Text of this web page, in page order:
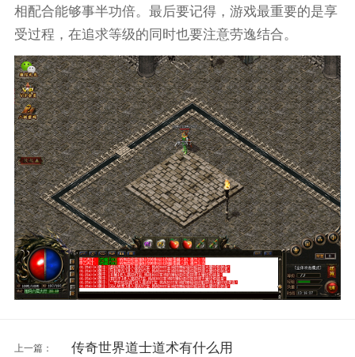
相配合能够事半功倍。最后要记得，游戏最重要的是享
受过程，在追求等级的同时也要注意劳逸结合。
上一篇： 传奇世界道士道术有什么用